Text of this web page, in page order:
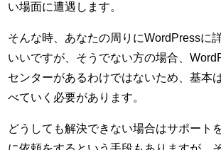
い場面に遭遇します。
そんな時、あなたの周りにWordPressに
いいですが、そうでない方の場合、
センターがあるわけではないため、基本
べていく必要があります。
どうしても解決できない場合はサポート